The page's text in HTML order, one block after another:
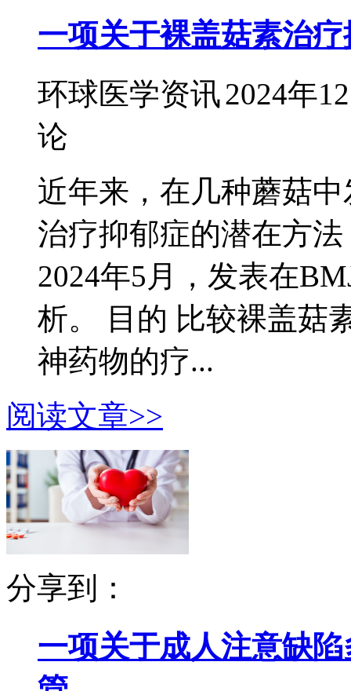
一项关于裸盖菇素治
环球医学资讯2024年
论
近年来，在几种蘑菇
治疗抑郁症的潜在方
2024年5月，发表在
析。 目的 比较裸盖菇
神药物的疗...
阅读文章>>
分享到：
一项关于成人注意缺